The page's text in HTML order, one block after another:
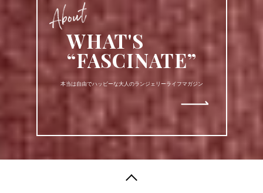
WHAT'S
“FASCINATE”
本当は自由でハッピーな大人のランジェリーライフマガジン